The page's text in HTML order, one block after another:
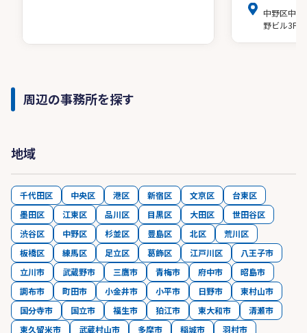
中野区中
野ビル3F-
周辺の事務所を探す
地域
千代田区 中央区 港区 新宿区 文京区
台東区
墨田区
江東区 品川区 目黒区 大田区
世田谷区
渋谷区
中野区 杉並区 豊島区 北区
荒川区
板橋区
練馬区 足立区 葛飾区 江戸川区
八王子市
立川市
武蔵野市 三鷹市 青梅市 府中市
昭島市
調布市
町田市 小金井市 小平市 日野市
東村山市
国分寺市
国立市 福生市 狛江市 東大和市
清瀬市
東久留米市
武蔵村山市 多摩市 稲城市
羽村市